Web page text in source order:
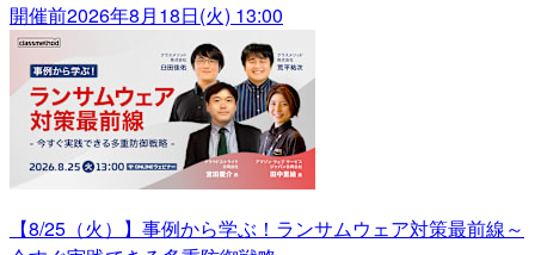
開催前2026年8月18日(火) 13:00
【8/25（火）】事例から学ぶ！ランサムウェア対策最前線～